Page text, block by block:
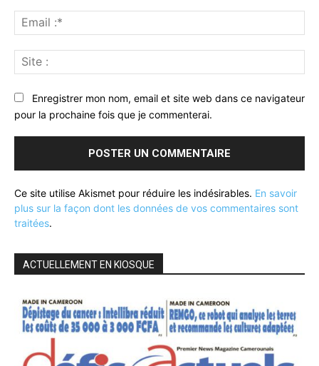
:*
:
Enregistrer mon nom, email et site web dans ce navigateur
pour la prochaine fois que je commenterai.
Ce site utilise Akismet pour réduire les indésirables. En savoir
plus sur la façon dont les données de vos commentaires sont
traitées.
ACTUELLEMENT EN KIOSQUE